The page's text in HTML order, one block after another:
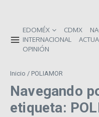
EDOMÉX CDMX
INTERNACIONAL
OPINIÓN
Inicio / POLIAMOR
Navegando
etiqueta: